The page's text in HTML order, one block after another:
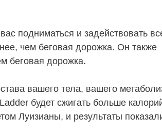
подниматься и задействовать
чем беговая дорожка. Он также
беговая дорожка.
вашего тела, вашего
будет сжигать больше
Луизианы, и результаты